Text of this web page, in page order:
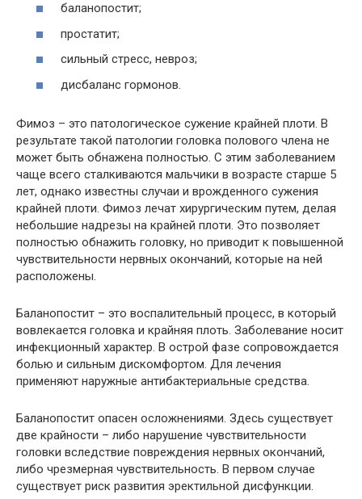
баланопостит;
простатит;
сильный стресс, невроз;
дисбаланс гормонов.
Фимоз – это патологическое сужение крайней плоти. В
результате такой патологии головка полового члена не
может быть обнажена полностью. С этим заболеванием
чаще всего сталкиваются мальчики в возрасте старше 5
лет, однако известны случаи и врожденного сужения
крайней плоти. Фимоз лечат хирургическим путем, делая
небольшие надрезы на крайней плоти. Это позволяет
полностью обнажить головку, но приводит к повышенной
чувствительности нервных окончаний, которые на ней
расположены.
Баланопостит – это воспалительный процесс, в который
вовлекается головка и крайняя плоть. Заболевание носит
инфекционный характер. В острой фазе сопровождается
болью и сильным дискомфортом. Для лечения
применяют наружные антибактериальные средства.
Баланопостит опасен осложнениями. Здесь существует
две крайности – либо нарушение чувствительности
головки вследствие повреждения нервных окончаний,
либо чрезмерная чувствительность. В первом случае
существует риск развития эректильной дисфункции.